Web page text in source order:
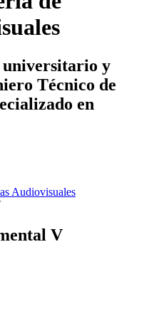
universitario y
Técnico de
en
Audiovisuales
V